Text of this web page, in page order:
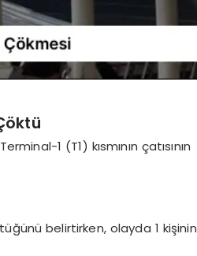
1 (T1) kısmının çatısının
belirtirken, olayda 1 kişinin